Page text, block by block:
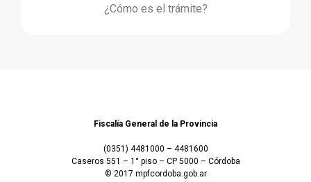
¿Cómo es el trámite?
Fiscalía General de la Provincia
(0351) 4481000 – 4481600
Caseros 551 – 1° piso – CP 5000 – Córdoba
© 2017 mpfcordoba.gob.ar